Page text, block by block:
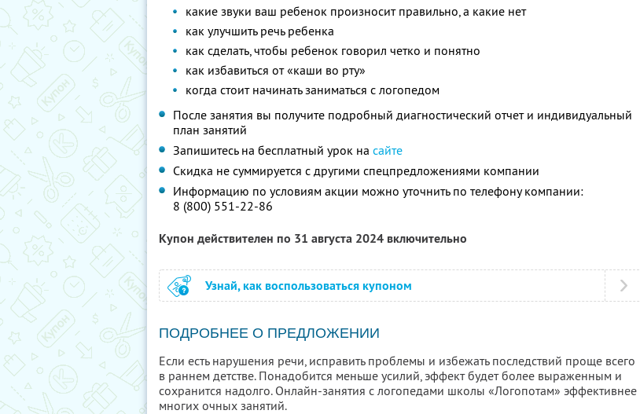
какие звуки ваш ребенок произносит правильно, а какие нет
как улучшить речь ребенка
как сделать, чтобы ребенок говорил четко и понятно
как избавиться от «каши во рту»
когда стоит начинать заниматься с логопедом
После занятия вы получите подробный диагностический отчет и индивидуальный
план занятий
Запишитесь на бесплатный урок на сайте
Скидка не суммируется с другими спецпредложениями компании
Информацию по условиям акции можно уточнить по телефону компании:
8 (800) 551-22-86
Купон действителен по 31 августа 2024 включительно
Узнай, как воспользоваться купоном
ПОДРОБНЕЕ О ПРЕДЛОЖЕНИИ
Если есть нарушения речи, исправить проблемы и избежать последствий проще всего
в раннем детстве. Понадобится меньше усилий, эффект будет более выраженным и
сохранится надолго. Онлайн-занятия с логопедами школы «Логопотам» эффективнее
многих очных занятий.